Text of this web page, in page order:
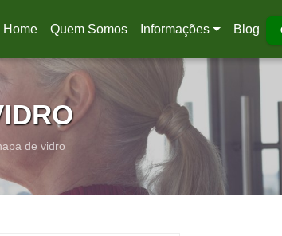
Home
(current)
Quem Somos Informações Blog
de vidro